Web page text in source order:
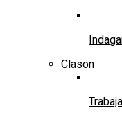
Clason